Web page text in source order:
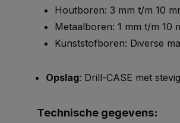
Houtboren: 3 mm t/m 10
Metaalboren: 1 mm t/m 10
Kunststofboren: Diverse
Opslag: Drill-CASE met
Technische gegevens: